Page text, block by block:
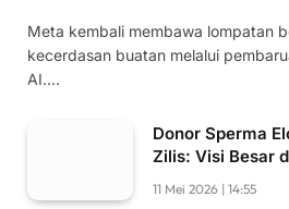
Meta kembali membawa lompatan
kecerdasan buatan melalui
AI.…
Donor Sperma
Zilis: Visi Besar
11 Mei 2026 | 14:55